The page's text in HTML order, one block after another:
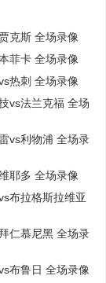
克斯 全场录像
菲卡 全场录像
热刺 全场录像
vs法兰克福 全场
vs利物浦 全场录
耶多 全场录像
布拉格斯拉维亚
仁慕尼黑 全场录
布鲁日 全场录像